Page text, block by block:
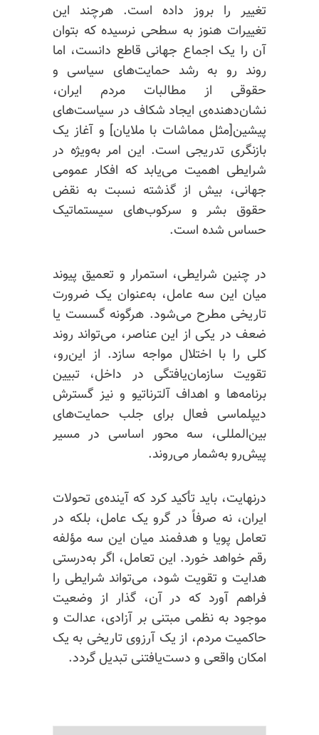
تغییر را بروز داده است. هرچند این
تغییرات هنوز به سطحی نرسیده که بتوان
آن را یک اجماع جهانی قاطع دانست، اما
روند رو به رشد حمایت‌های سیاسی و
حقوقی از مطالبات مردم ایران،
نشان‌دهنده‌ی ایجاد شکاف در سیاست‌های
پیشین[مثل مماشات با ملایان] و آغاز یک
بازنگری تدریجی است. این امر به‌ویژه در
شرایطی اهمیت می‌یابد که افکار عمومی
جهانی، بیش از گذشته نسبت به نقض
حقوق بشر و سرکوب‌های سیستماتیک
حساس شده است.
در چنین شرایطی، استمرار و تعمیق پیوند
میان این سه عامل، به‌عنوان یک ضرورت
تاریخی مطرح می‌شود. هرگونه گسست یا
ضعف در یکی از این عناصر، می‌تواند روند
کلی را با اختلال مواجه سازد. از این‌رو،
تقویت سازمان‌یافتگی در داخل، تبیین
برنامه‌ها و اهداف آلترناتیو و نیز گسترش
دیپلماسی فعال برای جلب حمایت‌های
بین‌المللی، سه محور اساسی در مسیر
پیش‌رو به‌شمار می‌روند.
درنهایت، باید تأکید کرد که آینده‌ی تحولات
ایران، نه صرفاً در گرو یک عامل، بلکه در
تعامل پویا و هدفمند میان این سه مؤلفه
رقم خواهد خورد. این تعامل، اگر به‌درستی
هدایت و تقویت شود، می‌تواند شرایطی را
فراهم آورد که در آن، گذار از وضعیت
موجود به نظمی مبتنی بر آزادی، عدالت و
حاکمیت مردم، از یک آرزوی تاریخی به یک
امکان واقعی و دست‌یافتنی تبدیل گردد.